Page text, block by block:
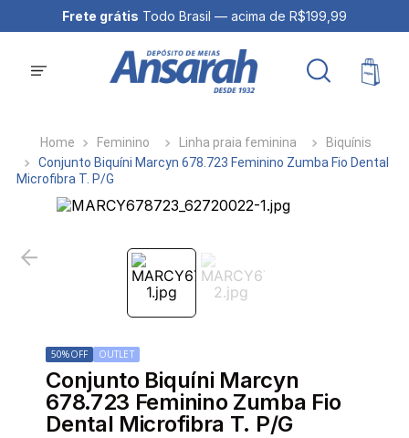
Frete grátis Todo Brasil — acima de R$199,99
Feminino Linha praia feminina
Biquínis
Conjunto Biquíni Marcyn 678.723 Feminino Zumba Fio Dental
Microfibra T. P/G
50%OFF OUTLET
Conjunto Biquíni Marcyn
678.723 Feminino Zumba Fio
Dental Microfibra T. P/G